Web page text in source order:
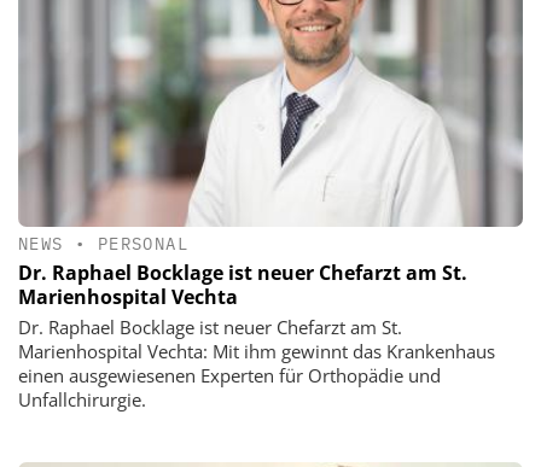
NEWS • PERSONAL
Dr. Raphael Bocklage ist neuer Chefarzt am St.
Marienhospital Vechta
Dr. Raphael Bocklage ist neuer Chefarzt am St.
Marienhospital Vechta: Mit ihm gewinnt das Krankenhaus
einen ausgewiesenen Experten für Orthopädie und
Unfallchirurgie.